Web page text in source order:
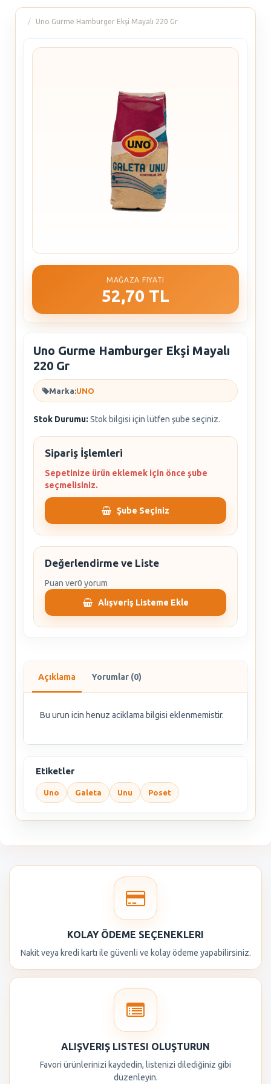
Uno Gurme Hamburger Ekşi Mayalı 220 Gr
MAĞAZA FIYATI
52,70 TL
Uno Gurme Hamburger Ekşi Mayalı
220 Gr
Marka:UNO
Stok Durumu: Stok bilgisi için lütfen şube seçiniz.
Sipariş İşlemleri
Sepetinize ürün eklemek için önce şube
seçmelisiniz.
Şube Seçiniz
Değerlendirme ve Liste
Puan ver0 yorum
Alışveriş Listeme Ekle
Açıklama Yorumlar (0)
Bu urun icin henuz aciklama bilgisi eklenmemistir.
Etiketler
Uno Galeta Unu Poset
KOLAY ÖDEME SEÇENEKLERI
Nakit veya kredi kartı ile güvenli ve kolay ödeme yapabilirsiniz.
ALIŞVERIŞ LISTESI OLUŞTURUN
Favori ürünlerinizi kaydedin, listenizi dilediğiniz gibi
düzenleyin.